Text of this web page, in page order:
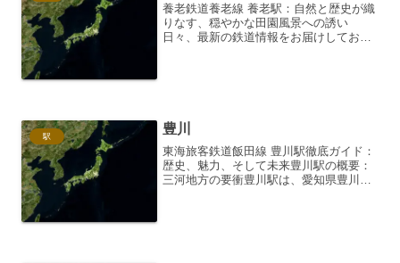
養老鉄道養老線 養老駅：自然と歴史が織
りなす、穏やかな田園風景への誘い
日々、最新の鉄道情報をお届けしており
駅 豊川
東海旅客鉄道飯田線 豊川駅徹底ガイド：
歴史、魅力、そして未来豊川駅の概要：
三河地方の要衝豊川駅は、愛知県豊川市